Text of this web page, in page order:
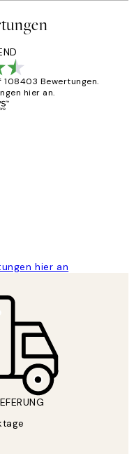
108403 Bewertungen.
hier an.
hier an